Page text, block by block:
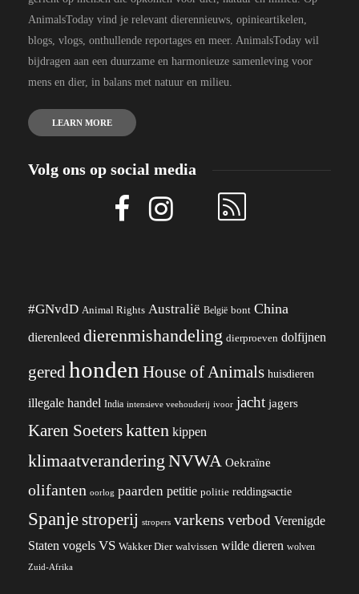
AnimalsToday vind je relevant dierennieuws, opinieartikelen,
blogs, vlogs, onthullende reportages en meer. AnimalsToday wil
bijdragen aan een duurzame en harmonieuze samenleving voor
mens en dier, in balans met natuur en milieu.
LEARN MORE
Volg ons op social media
#GNvdD Animal Rights Australië België bont China
dierenleed dierenmishandeling dierproeven dolfijnen
geredhonden House of Animals huisdieren
illegale handel India intensieve veehouderij ivoor jacht jagers
Karen Soeterskatten kippen
klimaatverandering NVWA Oekraïne
olifanten oorlog paarden petitie politie reddingsactie
Spanjestroperij stropers varkens verbod Verenigde
Staten vogels VS Wakker Dier walvissen wilde dieren wolven
Zuid-Afrika